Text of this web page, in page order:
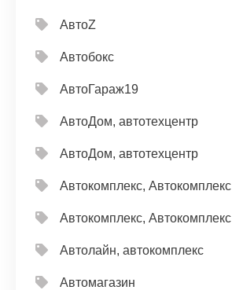
АвтоZ
Автобокс
АвтоГараж19
АвтоДом, автотехцентр
АвтоДом, автотехцентр
Автокомплекс, Автокомплекс
Автокомплекс, Автокомплекс
Автолайн, автокомплекс
Автомагазин